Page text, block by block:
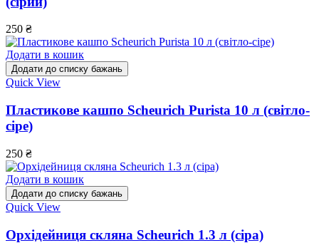
250 ₴
Додати в кошик
Додати до списку бажань
Quick View
Пластикове кашпо Scheurich Purista 10 л (світло-
сіре)
250 ₴
Додати в кошик
Додати до списку бажань
Quick View
Орхідейниця скляна Scheurich 1.3 л (сіра)